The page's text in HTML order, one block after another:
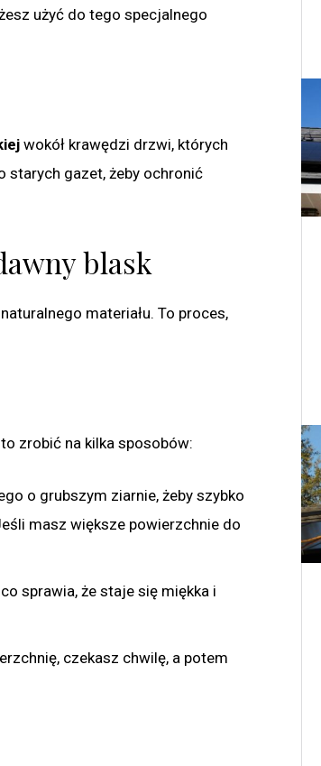
użyć do tego specjalnego
wokół krawędzi drzwi, których
starych gazet, żeby ochronić
blask
materiału. To proces,
zrobić na kilka sposobów:
o grubszym ziarnie, żeby szybko
masz większe powierzchnie do
sprawia, że staje się miękka i
czekasz chwilę, a potem